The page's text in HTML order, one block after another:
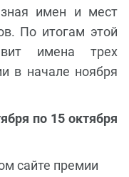
имен и мест
По итогам этой
имена трех
в начале ноября
по 15 октября
сайте премии